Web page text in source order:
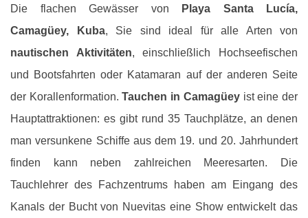
Die flachen Gewässer von
Playa Santa Lucía,
Camagüey, Kuba, Sie sind ideal für alle Arten von
nautischen Aktivitäten, einschließlich Hochseefischen
und Bootsfahrten oder Katamaran auf der anderen Seite
der Korallenformation.Tauchen in Camagüeyist eine der
Hauptattraktionen: es gibt rund 35 Tauchplätze, an denen
man versunkene Schiffe aus dem 19. und 20. Jahrhundert
finden kann neben zahlreichen Meeresarten. Die
Tauchlehrer des Fachzentrums haben am Eingang des
Kanals der Bucht von Nuevitas eine Show entwickelt das